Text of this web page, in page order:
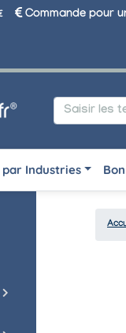
Commande pour
par Industries